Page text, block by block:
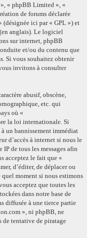
« phpBB Limited », «
de forums déclarée
(désignée ici par « GPL ») et
(en anglais). Le logiciel
sur internet, phpBB
et/ou du contenu que
Si vous souhaitez obtenir
invitons à consulter
abusif, obscène,
etc. qui
où «
la loi internationale. Si
un bannissement immédiat
d’accès à internet si nous le
IP de tous les messages afin
acceptez le fait que «
d’éditer, de déplacer ou
moment si nous estimons
acceptez que toutes les
dans notre base de
diffusée à une tierce partie
», ni phpBB, ne
de tentative de piratage